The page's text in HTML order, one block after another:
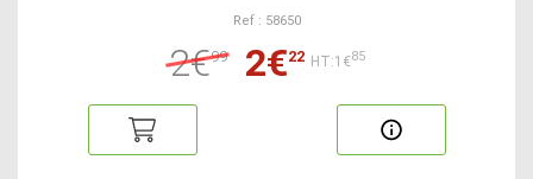
Ref : 58650
2€99 2€22 HT:1€85